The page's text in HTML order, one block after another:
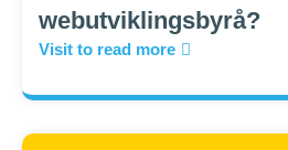
webutviklingsbyrå?
Visit to read more